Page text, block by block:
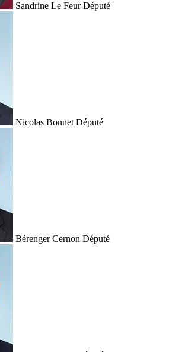
Sandrine Le Feur Député
Nicolas Bonnet Député
Bérenger Cernon Député